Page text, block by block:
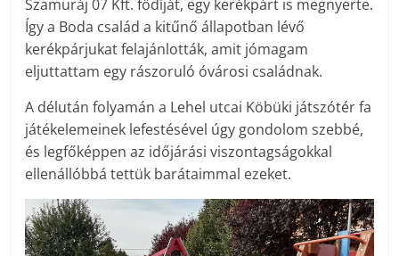
Szamuráj 07 Kft. fődíját, egy kerékpárt is megnyerte.
Így a Boda család a kitűnő állapotban lévő
kerékpárjukat felajánlották, amit jómagam
eljuttattam egy rászoruló óvárosi családnak.
A délután folyamán a Lehel utcai Köbüki játszótér fa
játékelemeinek lefestésével úgy gondolom szebbé,
és legfőképpen az időjárási viszontagságokkal
ellenállóbbá tettük barátaimmal ezeket.